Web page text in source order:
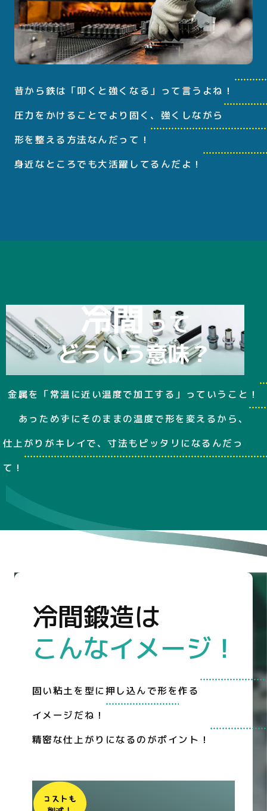
昔から鉄は「叩くと強くなる」って言うよね！
圧力をかけることでより固く、強くしながら
形を整える方法なんだって！
身近なところでも大活躍してるんだよ！
金属を「常温に近い温度で加工する」っていうこと！
あっためずにそのままの温度で形を変えるから、
仕上がりがキレイで、寸法もピッタリになるんだっ
て！
冷間鍛造は
こんなイメージ！
固い粘土を型に押し込んで形を作る
イメージだね！
精密な仕上がりになるのがポイント！